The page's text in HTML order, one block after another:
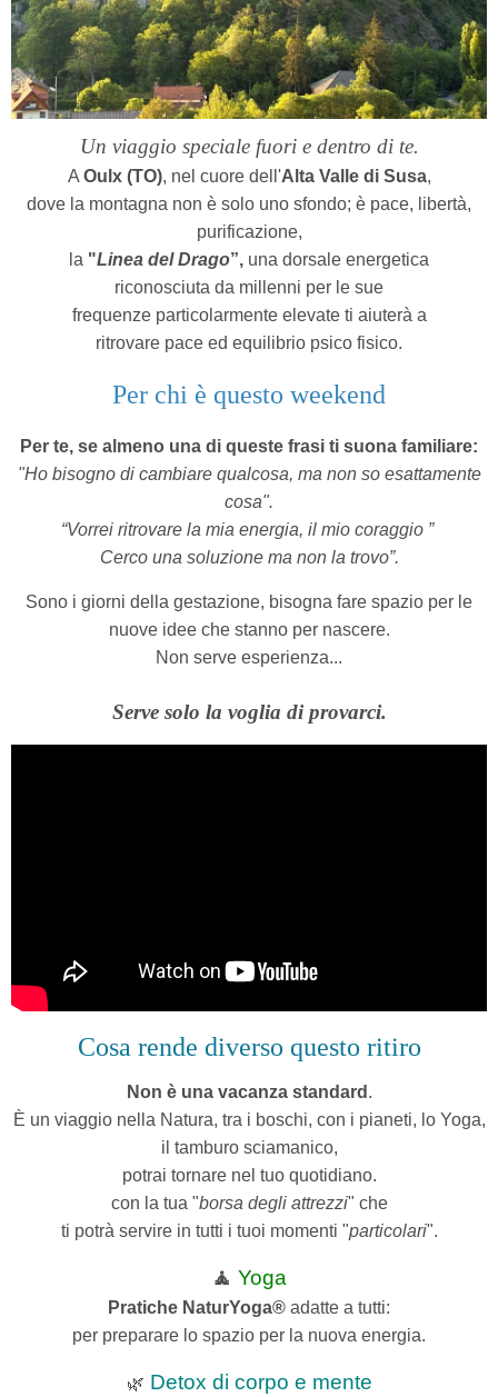
Un viaggio speciale fuori e dentro di te.
A Oulx (TO), nel cuore dell'Alta Valle di Susa,
dove la montagna non è solo uno sfondo; è pace, libertà,
purificazione,
la "Linea del Drago”, una dorsale energetica
riconosciuta da millenni per le sue
frequenze particolarmente elevate ti aiuterà a
ritrovare pace ed equilibrio psico fisico.
Per chi è questo weekend
Per te, se almeno una di queste frasi ti suona familiare:
"Ho bisogno di cambiare qualcosa, ma non so esattamente
cosa".
“Vorrei ritrovare la mia energia, il mio coraggio ”
Cerco una soluzione ma non la trovo”.
Sono i giorni della gestazione, bisogna fare spazio per le
nuove idee che stanno per nascere.
Non serve esperienza...
Serve solo la voglia di provarci.
Cosa rende diverso questo ritiro
Non è una vacanza standard .
È un viaggio nella Natura, tra i boschi, con i pianeti, lo Yoga,
il tamburo sciamanico,
potrai tornare nel tuo quotidiano.
con la tua "borsa degli attrezzi" che
ti potrà servire in tutti i tuoi momenti "particolari".
🧘 Yoga
Pratiche NaturYoga® adatte a tutti:
per preparare lo spazio per la nuova energia.
🌿 Detox di corpo e mente